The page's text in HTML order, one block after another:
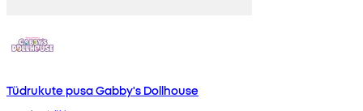
Tüdrukute pusa Gabby's Dollhouse